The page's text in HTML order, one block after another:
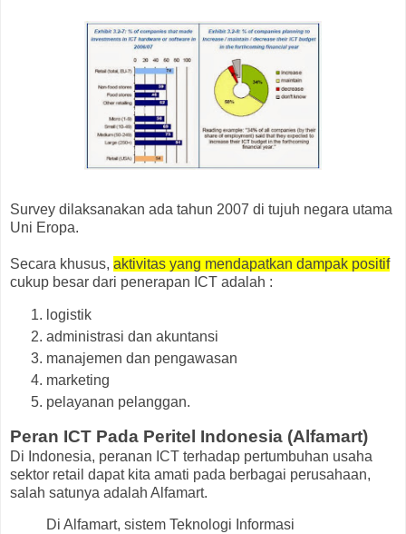
Survey dilaksanakan ada tahun 2007 di tujuh negara utama
Uni Eropa.
Secara khusus, aktivitas yang mendapatkan dampak positif
cukup besar dari penerapan ICT adalah :
logistik
administrasi dan akuntansi
manajemen dan pengawasan
marketing
pelayanan pelanggan.
Peran ICT Pada Peritel Indonesia (Alfamart)
Di Indonesia, peranan ICT terhadap pertumbuhan usaha
sektor retail dapat kita amati pada berbagai perusahaan,
salah satunya adalah Alfamart.
Di Alfamart, sistem Teknologi Informasi